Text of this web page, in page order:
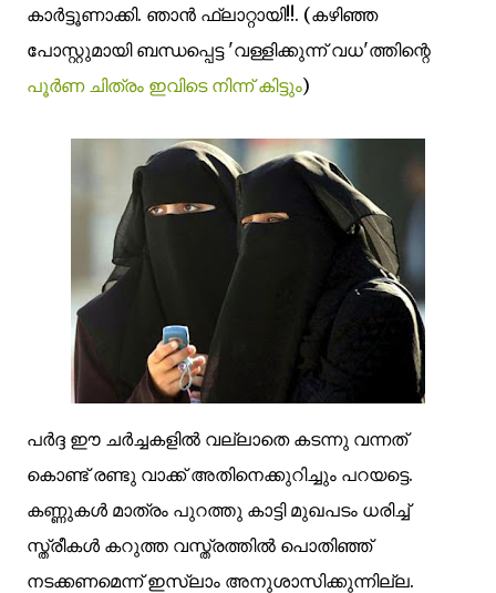
കാര്‍ട്ടൂണാക്കി. ഞാന്‍ ഫ്ലാറ്റായി!!. (കഴിഞ്ഞ
പോസ്റ്റുമായി ബന്ധപ്പെട്ട 'വള്ളിക്കുന്ന് വധ'ത്തിന്റെ
പൂര്‍ണ ചിത്രം ഇവിടെ നിന്ന് കിട്ടും)
പര്‍ദ്ദ ഈ ചര്‍ച്ചകളില്‍ വല്ലാതെ കടന്നു വന്നത്
കൊണ്ട് രണ്ടു വാക്ക് അതിനെക്കുറിച്ചും പറയട്ടെ.
കണ്ണുകള്‍ മാത്രം പുറത്തു കാട്ടി മുഖപടം ധരിച്ച്
സ്ത്രീകള്‍ കറുത്ത വസ്ത്രത്തില്‍ പൊതിഞ്ഞ്
നടക്കണമെന്ന് ഇസ്ലാം അനുശാസിക്കുന്നില്ല.